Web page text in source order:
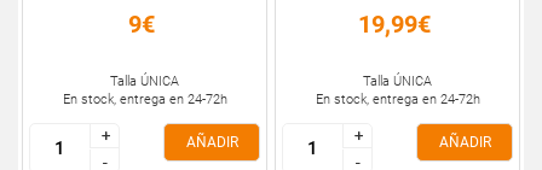
9€
Talla ÚNICA
En stock, entrega en 24-72h
+
-
+
-
AÑADIR
19,99€
Talla ÚNICA
En stock, entrega en 24-72h
+
-
+
-
AÑADIR